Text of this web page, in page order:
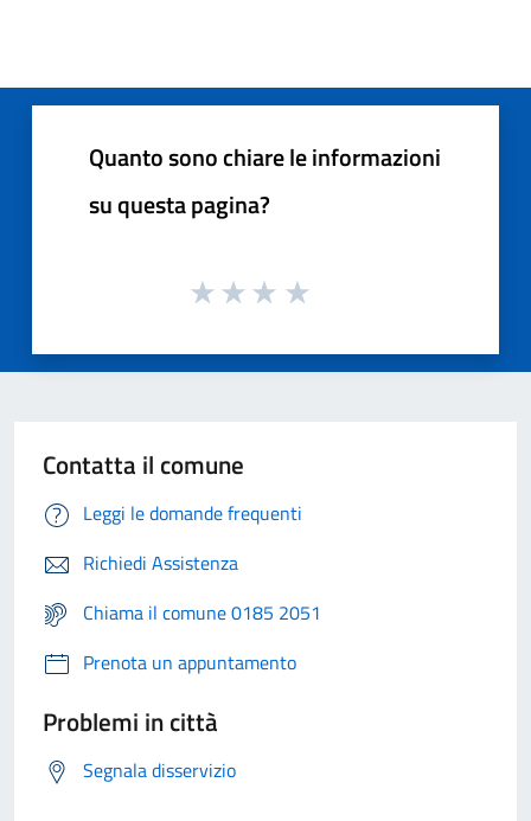
Quanto sono chiare le informazioni
su questa pagina?
Contatta il comune
Leggi le domande frequenti
Richiedi Assistenza
Chiama il comune 0185 2051
Prenota un appuntamento
Problemi in città
Segnala disservizio